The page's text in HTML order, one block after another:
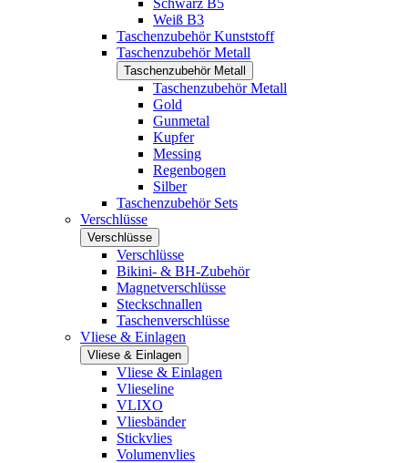
Schwarz B5
Weiß B3
Taschenzubehör Kunststoff
Taschenzubehör Metall
Taschenzubehör Metall
Taschenzubehör Metall
Gold
Gunmetal
Kupfer
Messing
Regenbogen
Silber
Taschenzubehör Sets
Verschlüsse
Verschlüsse
Verschlüsse
Bikini- & BH-Zubehör
Magnetverschlüsse
Steckschnallen
Taschenverschlüsse
Vliese & Einlagen
Vliese & Einlagen
Vliese & Einlagen
Vlieseline
VLIXO
Vliesbänder
Stickvlies
Volumenvlies